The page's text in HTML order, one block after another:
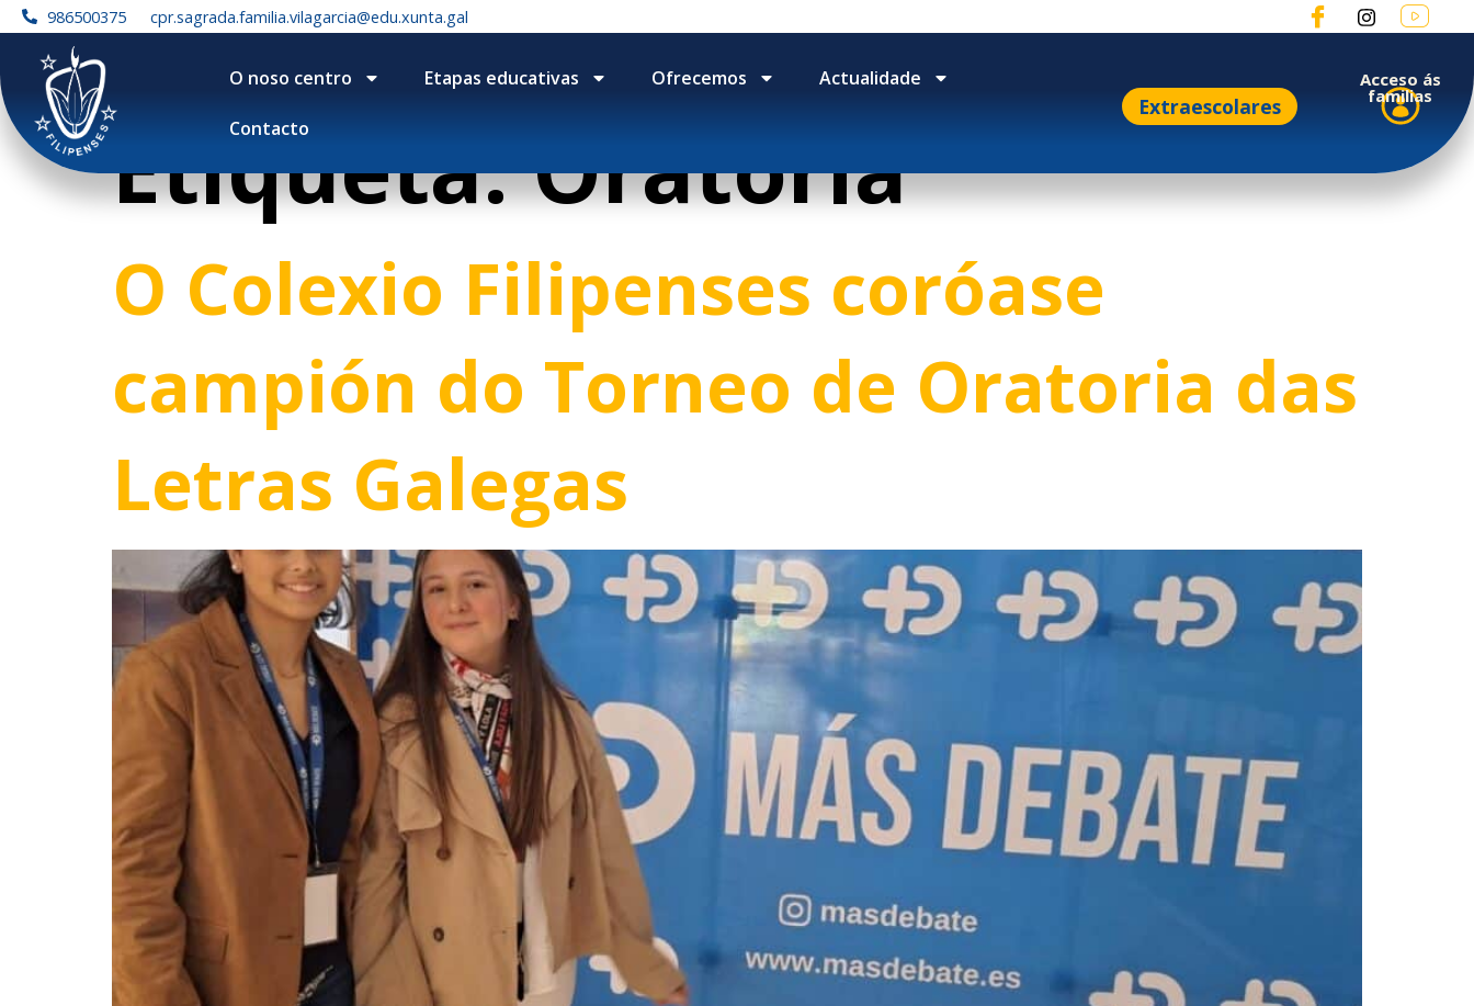
contenido986500375 cpr.sagrada.familia.vilagarcia@edu.xunta.gal
O noso centro Etapas educativas Ofrecemos Actualidade
Contacto
Extraescolares
Acceso ás
familias
Etiqueta:Oratoria
O Colexio Filipenses coróase
campión do Torneo de Oratoria das
Letras Galegas